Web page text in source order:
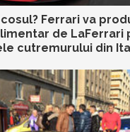
Ferrari va
de LaFerrari
cutremurului din